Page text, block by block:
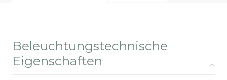
Beleuchtungstechnische
Eigenschaften